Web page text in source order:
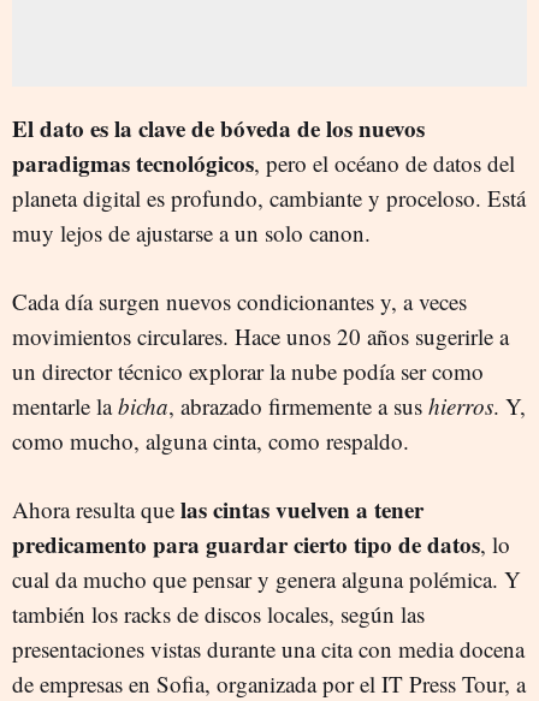
El dato es la clave de bóveda de los nuevos
paradigmas tecnológicos, pero el océano de datos del
planeta digital es profundo, cambiante y proceloso. Está
muy lejos de ajustarse a un solo canon.
Cada día surgen nuevos condicionantes y, a veces
movimientos circulares. Hace unos 20 años sugerirle a
un director técnico explorar la nube podía ser como
mentarle labicha, abrazado firmemente a sus hierros. Y,
como mucho, alguna cinta, como respaldo.
Ahora resulta que las cintas vuelven a tener
predicamento para guardar cierto tipo de datos, lo
cual da mucho que pensar y genera alguna polémica. Y
también los racks de discos locales, según las
presentaciones vistas durante una cita con media docena
de empresas en Sofia, organizada por el IT Press Tour, a